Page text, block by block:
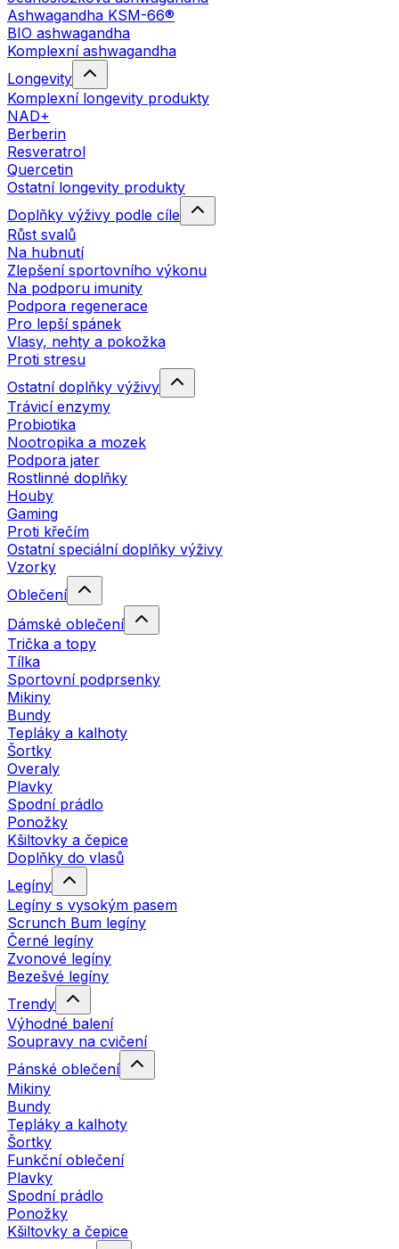
Ashwagandha KSM-66®
BIO ashwagandha
Komplexní ashwagandha
Longevity
Komplexní longevity produkty
NAD+
Berberin
Resveratrol
Quercetin
Ostatní longevity produkty
Doplňky výživy podle cíle
Růst svalů
Na hubnutí
Zlepšení sportovního výkonu
Na podporu imunity
Podpora regenerace
Pro lepší spánek
Vlasy, nehty a pokožka
Proti stresu
Ostatní doplňky výživy
Trávicí enzymy
Probiotika
Nootropika a mozek
Podpora jater
Rostlinné doplňky
Houby
Gaming
Proti křečím
Ostatní speciální doplňky výživy
Vzorky
Oblečení
Dámské oblečení
Trička a topy
Tílka
Sportovní podprsenky
Mikiny
Bundy
Tepláky a kalhoty
Šortky
Overaly
Plavky
Spodní prádlo
Ponožky
Kšiltovky a čepice
Doplňky do vlasů
Legíny
Legíny s vysokým pasem
Scrunch Bum legíny
Černé legíny
Zvonové legíny
Bezešvé legíny
Trendy
Výhodné balení
Soupravy na cvičení
Pánské oblečení
Mikiny
Bundy
Tepláky a kalhoty
Šortky
Funkční oblečení
Plavky
Spodní prádlo
Ponožky
Kšiltovky a čepice